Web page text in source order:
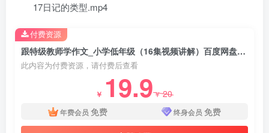
17日记的类型.mp4
跟特级教师学作文_小学低年级（16集视频讲解）百度网盘分享
此内容为付费资源，请付费后查看
￥ 19.9￥20
年费会员 免费 终身会员 免费
付费资源